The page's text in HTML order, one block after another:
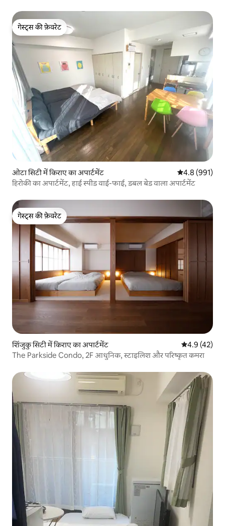
गेस्ट्स की फ़ेवरेट
गेस्ट्स की फ़ेवरेट
ओटा सिटी में किराए का अपार्टमेंट औसत रेटिंग 5 में
4.8 (991)
हिरोकी का अपार्टमेंट, हाई स्पीड वाई-फाई, डबल बेड वाला अपार्टमेंट
गेस्ट्स की फ़ेवरेट
गेस्ट्स की फ़ेवरेट
शिंजुकु सिटी में किराए का अपार्टमेंट औसत रेटिंग 5
4.9 (42)
The Parkside Condo, 2F आधुनिक, स्टाइलिश और परिष्कृत कमरा